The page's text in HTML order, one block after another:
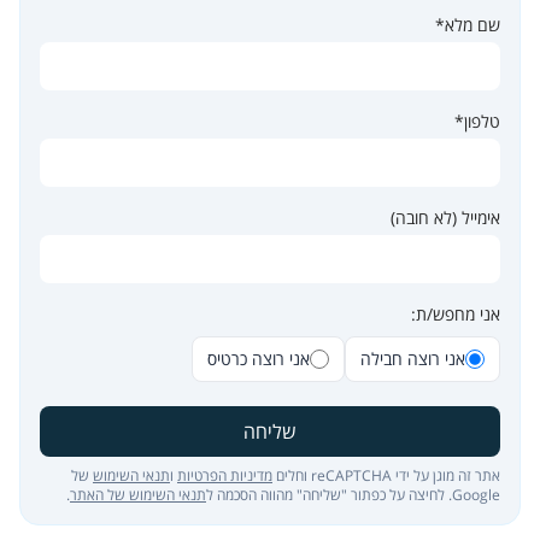
שם מלא*
טלפון*
אימייל (לא חובה)
אני מחפש/ת:
אני רוצה חבילה
אני רוצה כרטיס
שליחה
אתר זה מוגן על ידי reCAPTCHA וחלים מדיניות הפרטיות ותנאי השימוש של
Google. לחיצה על כפתור "שליחה" מהווה הסכמה ל
תנאי השימוש של האתר.